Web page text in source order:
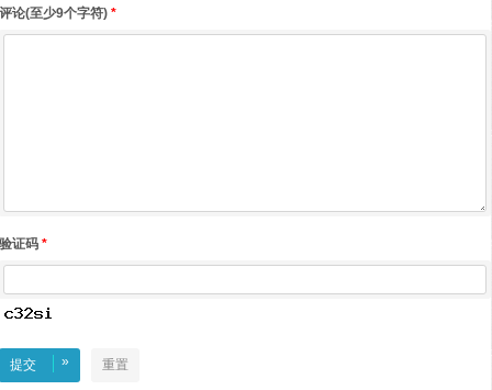
评论(至少9个字符) *
验证码 *
提交 » 重置